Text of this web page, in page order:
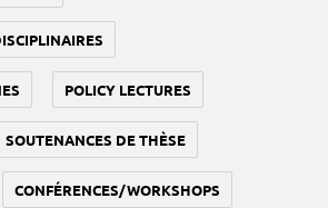
POLICY LECTURES
SOUTENANCES DE THÈSE
CONFÉRENCES/WORKSHOPS